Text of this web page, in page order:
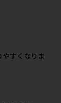
すくなりま